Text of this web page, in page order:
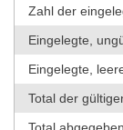
Zahl der
Eingelegte,
Eingelegte,
Total der
Total